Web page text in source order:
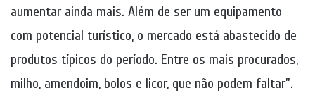
aumentar ainda mais. Além de ser um equipamento
com potencial turístico, o mercado está abastecido de
produtos típicos do período. Entre os mais procurados,
milho, amendoim, bolos e licor, que não podem faltar”.